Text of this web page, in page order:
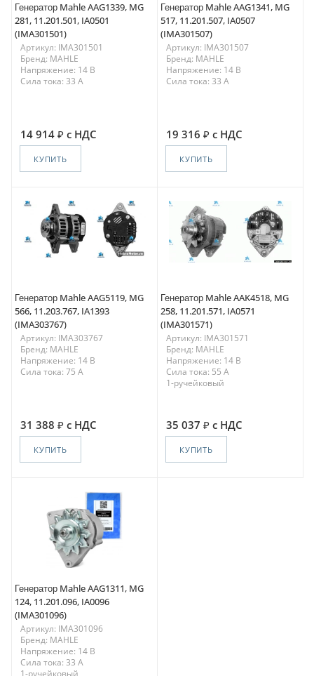
Генератор Mahle AAG1339, MG
281, 11.201.501, IA0501
(IMA301501)
Артикул: IMA301501
Бренд: MAHLE
Напряжение: 14 В
Сила тока: 33 A
14 914 с НДС
КУПИТЬ
Генератор Mahle AAG1341, MG
517, 11.201.507, IA0507
(IMA301507)
Артикул: IMA301507
Бренд: MAHLE
Напряжение: 14 В
Сила тока: 33 A
19 316 с НДС
КУПИТЬ
Генератор Mahle AAG5119, MG
566, 11.203.767, IA1393
(IMA303767)
Артикул: IMA303767
Бренд: MAHLE
Напряжение: 14 В
Сила тока: 75 A
31 388 с НДС
КУПИТЬ
Генератор Mahle AAK4518, MG
258, 11.201.571, IA0571
(IMA301571)
Артикул: IMA301571
Бренд: MAHLE
Напряжение: 14 В
Сила тока: 55 A
1-ручейковый
35 037 с НДС
КУПИТЬ
Генератор Mahle AAG1311, MG
124, 11.201.096, IA0096
(IMA301096)
Артикул: IMA301096
Бренд: MAHLE
Напряжение: 14 В
Сила тока: 33 A